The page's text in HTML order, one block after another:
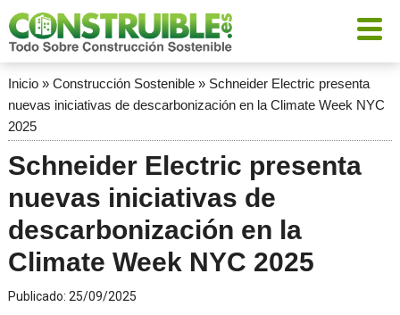
Inicio» Construcción Sostenible» Schneider Electric presenta
nuevas iniciativas de descarbonización en la Climate Week NYC
2025
Schneider Electric presenta
nuevas iniciativas de
descarbonización en la
Climate Week NYC 2025
Publicado: 25/09/2025